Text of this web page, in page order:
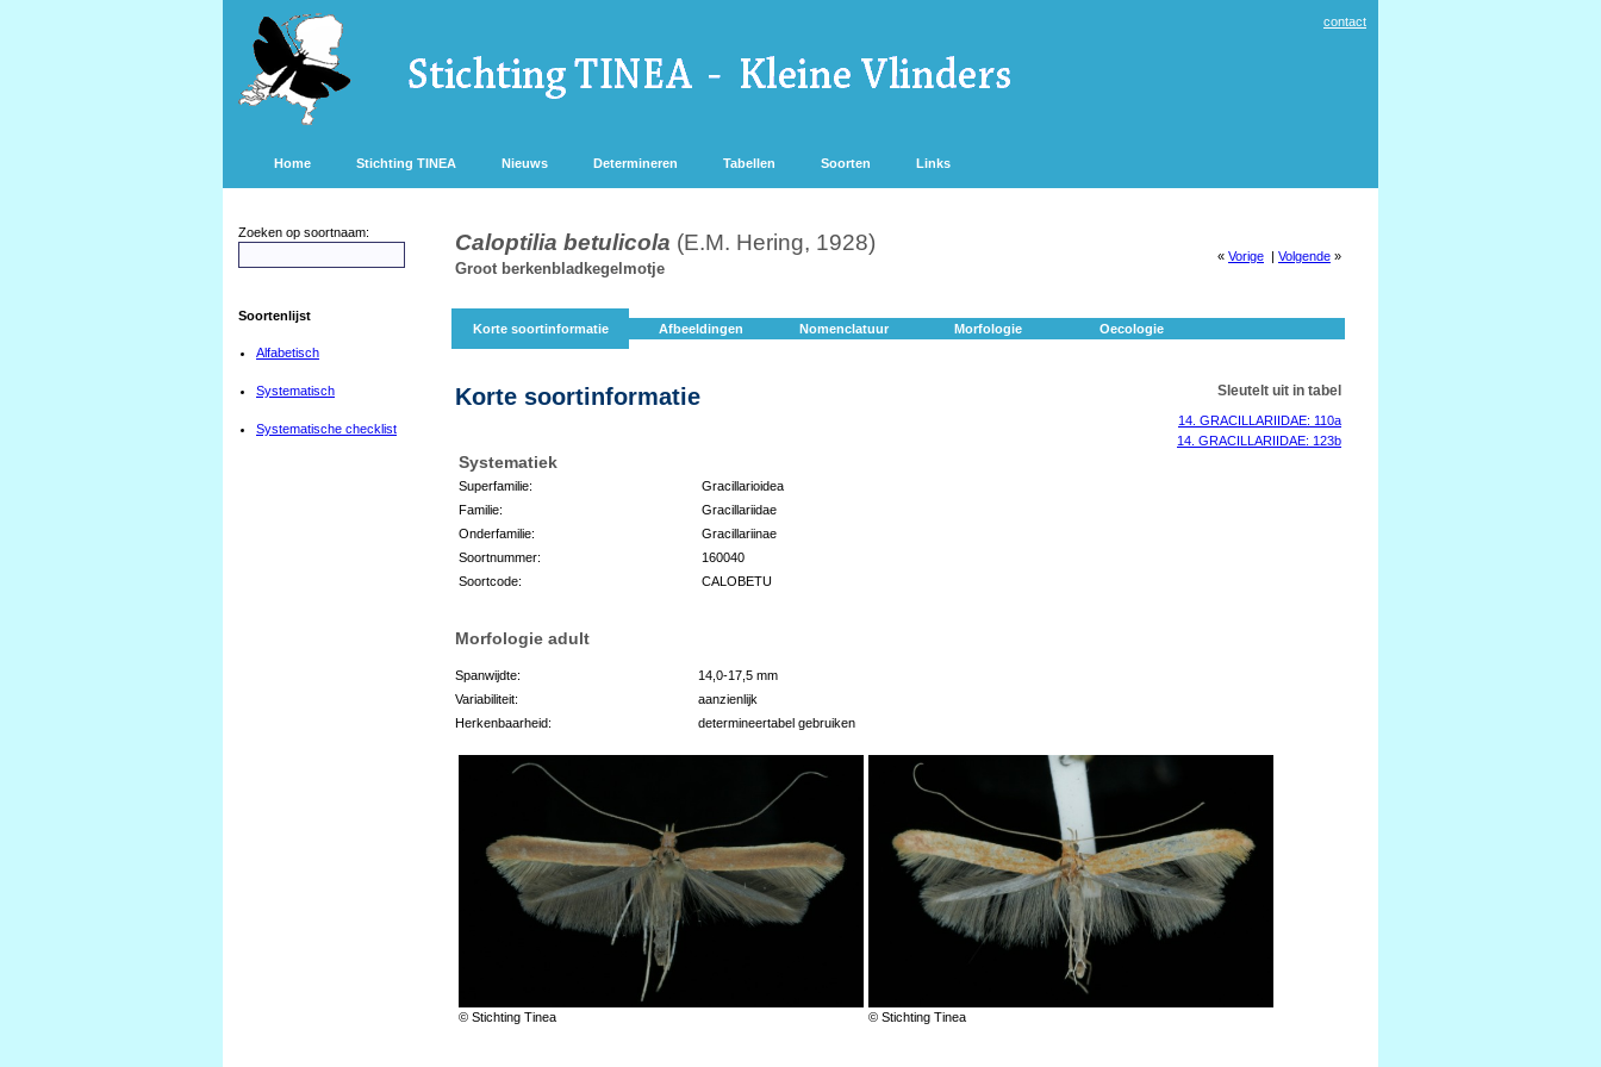
contact
Home Stichting TINEA Nieuws Determineren Tabellen Soorten Links
Zoeken op soortnaam:
Soortenlijst
Alfabetisch
Systematisch
Systematische checklist
Caloptilia betulicola (E.M. Hering, 1928)
Groot berkenbladkegelmotje
« Vorige | Volgende »
Korte soortinformatie Afbeeldingen Nomenclatuur Morfologie Oecologie
Korte soortinformatie
Systematiek
Superfamilie:
Gracillarioidea
Familie:
Gracillariidae
Onderfamilie:
Gracillariinae
Soortnummer:
160040
Soortcode:
CALOBETU
Sleutelt uit in tabel
14. GRACILLARIIDAE: 110a
14. GRACILLARIIDAE: 123b
Morfologie adult
Spanwijdte:
14,0-17,5 mm
Variabiliteit:
aanzienlijk
Herkenbaarheid:
determineertabel gebruiken
© Stichting Tinea © Stichting Tinea